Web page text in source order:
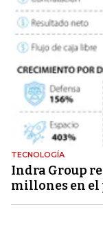
TECNOLOGÍA
Indra Group
millones en el